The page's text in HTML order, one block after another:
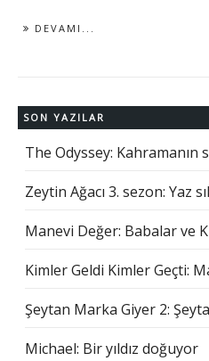
DEVAMI...
SON YAZILAR
The Odyssey: Kahramanın
Zeytin Ağacı 3. sezon: Yaz
Manevi Değer: Babalar ve
Kimler Geldi Kimler Geçti:
Şeytan Marka Giyer 2:
Michael: Bir yıldız doğuyor